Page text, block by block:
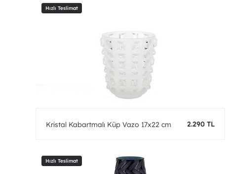
Kristal Kabartmalı Küp Vazo 17x22 cm 2.290 TL